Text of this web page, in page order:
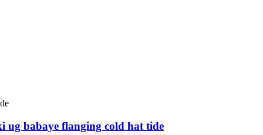
ug babaye flanging cold hat tide